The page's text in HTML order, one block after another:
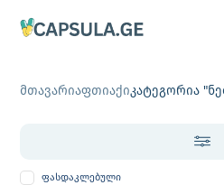
მთავარიაფთიაქიკატეგორია
ფასდაკლებული